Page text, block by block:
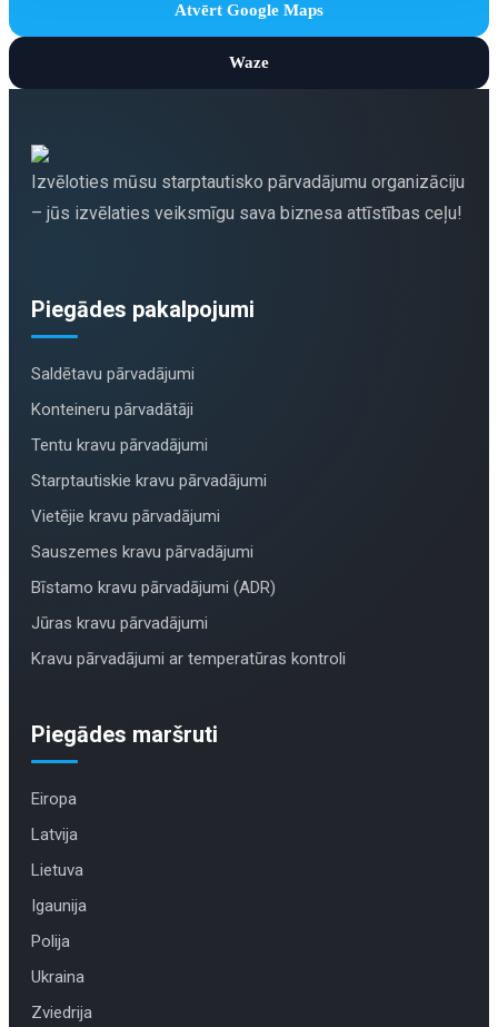
Atvērt Google Maps
Waze
Izvēloties mūsu starptautisko pārvadājumu organizāciju
– jūs izvēlaties veiksmīgu sava biznesa attīstības ceļu!
Piegādes pakalpojumi
Saldētavu pārvadājumi
Konteineru pārvadātāji
Tentu kravu pārvadājumi
Starptautiskie kravu pārvadājumi
Vietējie kravu pārvadājumi
Sauszemes kravu pārvadājumi
Bīstamo kravu pārvadājumi (ADR)
Jūras kravu pārvadājumi
Kravu pārvadājumi ar temperatūras kontroli
Piegādes maršruti
Eiropa
Latvija
Lietuva
Igaunija
Polija
Ukraina
Zviedrija